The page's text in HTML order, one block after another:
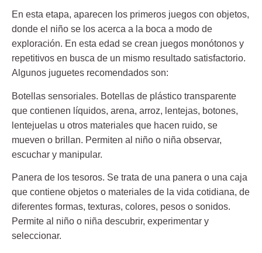
En esta etapa, aparecen los primeros juegos con objetos,
donde el niño se los acerca a la boca a modo de
exploración. En esta edad se crean juegos monótonos y
repetitivos en busca de un mismo resultado satisfactorio.
Algunos juguetes recomendados son:
Botellas sensoriales. Botellas de plástico transparente
que contienen líquidos, arena, arroz, lentejas, botones,
lentejuelas u otros materiales que hacen ruido, se
mueven o brillan. Permiten al niño o niña observar,
escuchar y manipular.
Panera de los tesoros. Se trata de una panera o una caja
que contiene objetos o materiales de la vida cotidiana, de
diferentes formas, texturas, colores, pesos o sonidos.
Permite al niño o niña descubrir, experimentar y
seleccionar.